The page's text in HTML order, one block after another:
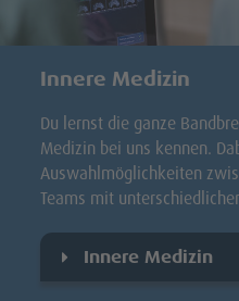
Innere Medizin
Du lernst die ganze
Medizin bei uns kennen.
Auswahlmöglichkeiten
Teams mit
Innere Medizin